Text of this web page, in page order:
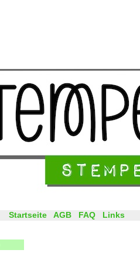
Startseite AGB FAQ Links